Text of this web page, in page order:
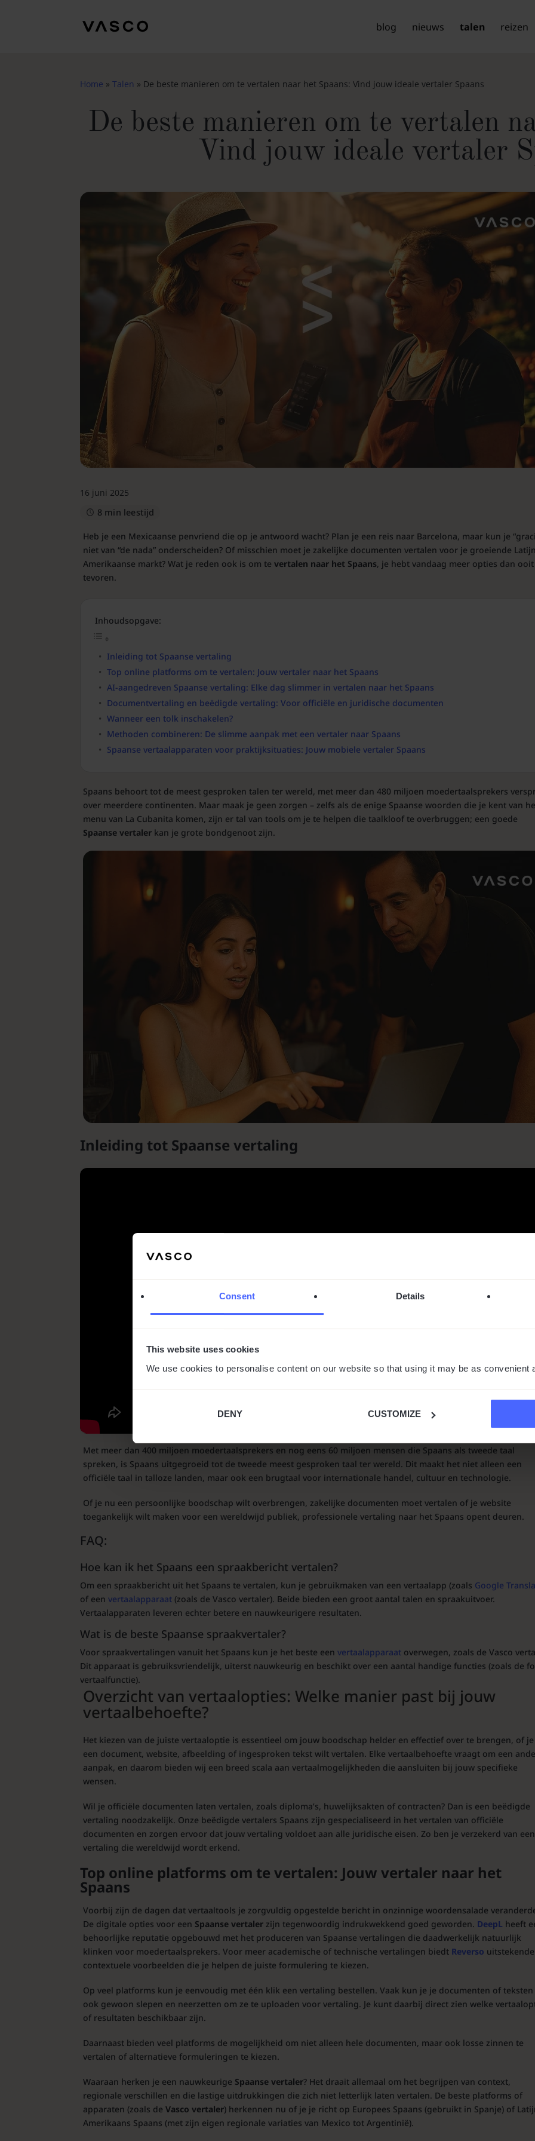
Consent Details
This website uses cookies
We use cookies to personalise content on our website so that using it may be as convenient
DENY CUSTOMIZE
blog nieuws talen reizen
Home »Talen » De beste manieren om te vertalen naar het Spaans: Vind jouw ideale vertaler Spaans
De beste manieren om te vertalen
Vind jouw ideale vertaler
16 juni 2025
8 min leestijd
Heb je een Mexicaanse penvriend die op je antwoord wacht? Plan je een reis naar Barcelona, maar kun je
niet van “de nada” onderscheiden? Of misschien moet je zakelijke documenten vertalen voor je groeiende
Amerikaanse markt? Wat je reden ook is om tevertalen naar het Spaans, je hebt vandaag meer opties dan ooit
tevoren.
Inhoudsopgave:
Inleiding tot Spaanse vertaling
Top online platforms om te vertalen: Jouw vertaler naar het Spaans
AI-aangedreven Spaanse vertaling: Elke dag slimmer in vertalen naar het Spaans
Documentvertaling en beëdigde vertaling: Voor officiële en juridische documenten
Wanneer een tolk inschakelen?
Methoden combineren: De slimme aanpak met een vertaler naar Spaans
Spaanse vertaalapparaten voor praktijksituaties: Jouw mobiele vertaler Spaans
Spaans behoort tot de meest gesproken talen ter wereld, met meer dan 480 miljoen moedertaalsprekers
over meerdere continenten. Maar maak je geen zorgen – zelfs als de enige Spaanse woorden die je kent van
menu van La Cubanita komen, zijn er tal van tools om je te helpen die taalkloof te overbruggen; een goede
Spaanse vertaler kan je grote bondgenoot zijn.
Inleiding tot Spaanse vertaling
Met meer dan 400 miljoen moedertaalsprekers en nog eens 60 miljoen mensen die Spaans als tweede taal
spreken, is Spaans uitgegroeid tot de tweede meest gesproken taal ter wereld. Dit maakt het niet alleen een
officiële taal in talloze landen, maar ook een brugtaal voor internationale handel, cultuur en technologie.
Of je nu een persoonlijke boodschap wilt overbrengen, zakelijke documenten moet vertalen of je website
toegankelijk wilt maken voor een wereldwijd publiek, professionele vertaling naar het Spaans opent deuren.
FAQ:
Hoe kan ik het Spaans een spraakbericht vertalen?
Om een spraakbericht uit het Spaans te vertalen, kun je gebruikmaken van een vertaalapp (zoals Google
of eenvertaalapparaat (zoals de Vasco vertaler). Beide bieden een groot aantal talen en spraakuitvoer.
Vertaalapparaten leveren echter betere en nauwkeurigere resultaten.
Wat is de beste Spaanse spraakvertaler?
Voor spraakvertalingen vanuit het Spaans kun je het beste eenvertaalapparaat overwegen, zoals de Vasco
Dit apparaat is gebruiksvriendelijk, uiterst nauwkeurig en beschikt over een aantal handige functies (zoals de
vertaalfunctie).
Overzicht van vertaalopties: Welke manier past bij jouw
vertaalbehoefte?
Het kiezen van de juiste vertaaloptie is essentieel om jouw boodschap helder en effectief over te brengen, of
een document, website, afbeelding of ingesproken tekst wilt vertalen. Elke vertaalbehoefte vraagt om een
aanpak, en daarom bieden wij een breed scala aan vertaalmogelijkheden die aansluiten bij jouw specifieke
wensen.
Wil je officiële documenten laten vertalen, zoals diploma’s, huwelijksakten of contracten? Dan is een beëdigde
vertaling noodzakelijk. Onze beëdigde vertalers Spaans zijn gespecialiseerd in het vertalen van officiële
documenten en zorgen ervoor dat jouw vertaling voldoet aan alle juridische eisen. Zo ben je verzekerd van een
vertaling die wereldwijd wordt erkend.
Top online platforms om te vertalen: Jouw vertaler naar het
Spaans
Voorbij zijn de dagen dat vertaaltools je zorgvuldig opgestelde bericht in onzinnige woordensalade
De digitale opties voor een Spaanse vertaler zijn tegenwoordig indrukwekkend goed geworden. DeepL heeft
behoorlijke reputatie opgebouwd met het produceren van Spaanse vertalingen die daadwerkelijk natuurlijk
klinken voor moedertaalsprekers. Voor meer academische of technische vertalingen biedt Reverso uitstekende
contextuele voorbeelden die je helpen de juiste formulering te kiezen.
Op veel platforms kun je eenvoudig met één klik een vertaling bestellen. Vaak kun je je documenten of teksten
ook gewoon slepen en neerzetten om ze te uploaden voor vertaling. Je kunt daarbij direct zien welke
of resultaten beschikbaar zijn.
Daarnaast bieden veel platforms de mogelijkheid om niet alleen hele documenten, maar ook losse zinnen te
vertalen of alternatieve formuleringen te kiezen.
Waaraan herken je een nauwkeurige Spaanse vertaler? Het draait allemaal om het begrijpen van context,
regionale verschillen en die lastige uitdrukkingen die zich niet letterlijk laten vertalen. De beste platforms of
apparaten (zoals deVasco vertaler) herkennen nu of je je richt op Europees Spaans (gebruikt in Spanje) of
Amerikaans Spaans (met zijn eigen regionale variaties van Mexico tot Argentinië).